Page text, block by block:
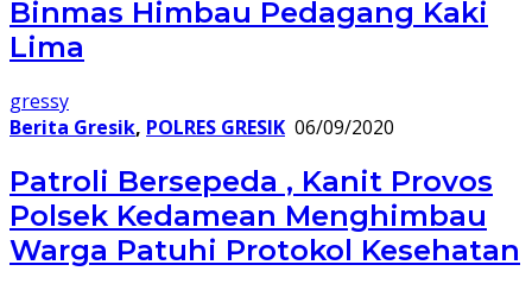
Binmas Himbau Pedagang Kaki
Lima
gressy
Berita Gresik, POLRES GRESIK 06/09/2020
Patroli Bersepeda , Kanit Provos
Polsek Kedamean Menghimbau
Warga Patuhi Protokol Kesehatan